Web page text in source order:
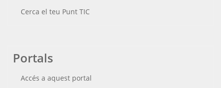
Cerca el teu Punt TIC
Portals
Accés a aquest portal